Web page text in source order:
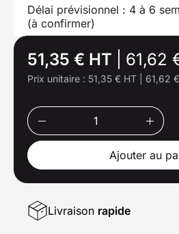
Délai prévisionnel : 4 à 6
(à confirmer)
51,35 € HT 61,62
Prix unitaire : 51,35 € HT 61,62
Ajouter au
Livraison rapide